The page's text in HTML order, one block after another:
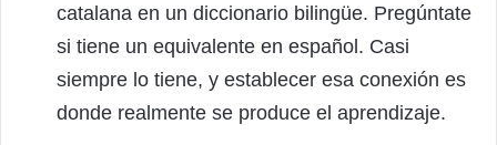
catalana en un diccionario bilingüe. Pregúntate
si tiene un equivalente en español. Casi
siempre lo tiene, y establecer esa conexión es
donde realmente se produce el aprendizaje.